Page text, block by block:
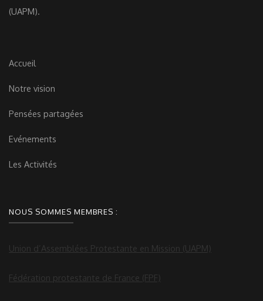
(UAPM).
Accueil
Notre vision
Pensées partagées
Evénements
Les Activités
NOUS SOMMES MEMBRES :
Union d’Assemblées Protestante en Mission (UAPM)
Fédération protestante de France (FPF)